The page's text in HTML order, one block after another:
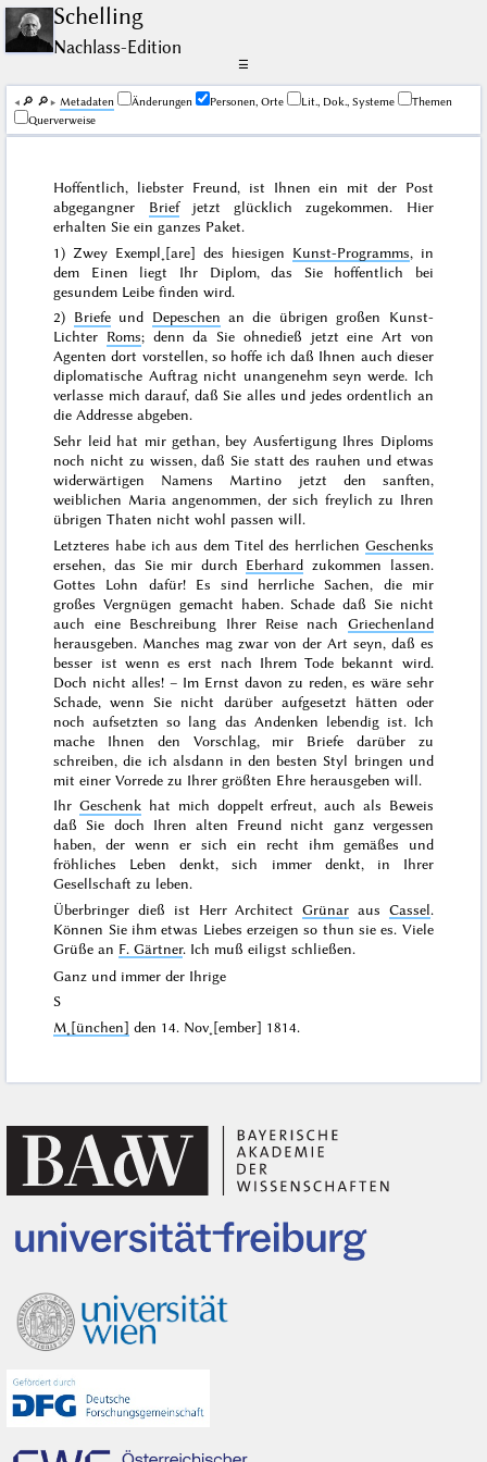
Schelling
Nachlass-Edition
☰
🔎︎ 🔎︎ Me­ta­da­ten Änderungen Personen, Orte Lit., Dok., Systeme
Themen
Querverweise
Hoffentlich, liebster Freund, ist Ihnen ein mit der Post
abgegangner Briefjetzt glücklich zugekommen. Hier
erhalten Sie ein ganzes Paket.
1) Zwey Exempl˖[are] des hiesigen Kunst-Programms, in
dem Einen liegt Ihr Diplom, das Sie hoffentlich bei
gesundem Leibe finden wird.
2) Briefeund Depeschen an die übrigen großen Kunst-
Lichter Roms; denn da Sie ohnedieß jetzt eine Art von
Agenten dort vorstellen, so hoffe ich daß Ihnen auch dieser
diplomatische Auftrag nicht unangenehm seyn werde. Ich
verlasse mich darauf, daß Sie alles und jedes ordentlich an
die Addresse abgeben.
Sehr leid hat mir gethan, bey Ausfertigung Ihres Diploms
noch nicht zu wissen, daß Sie statt des rauhen und etwas
widerwärtigen Namens Martino jetzt den sanften,
weiblichen Maria angenommen, der sich freylich zu Ihren
übrigen Thaten nicht wohl passen will.
Letzteres habe ich aus dem Titel des herrlichen Geschenks
ersehen, das Sie mir durch Eberhard zukommen lassen.
Gottes Lohn dafür! Es sind herrliche Sachen, die mir
großes Vergnügen gemacht haben. Schade daß Sie nicht
auch eine Beschreibung Ihrer Reise nach Griechenland
herausgeben. Manches mag zwar von der Art seyn, daß es
besser ist wenn es erst nach Ihrem Tode bekannt wird.
Doch nicht alles! – Im Ernst davon zu reden, es wäre sehr
Schade, wenn Sie nicht darüber aufgesetzt hätten oder
noch aufsetzten so lang das Andenken lebendig ist. Ich
mache Ihnen den Vorschlag, mir Briefe darüber zu
schreiben, die ich alsdann in den besten Styl bringen und
mit einer Vorrede zu Ihrer größten Ehre herausgeben will.
IhrGeschenk hat mich doppelt erfreut, auch als Beweis
daß Sie doch Ihren alten Freund nicht ganz vergessen
haben, der wenn er sich ein recht ihm gemäßes und
fröhliches Leben denkt, sich immer denkt, in Ihrer
Gesellschaft zu leben.
Überbringer dieß ist Herr ArchitectGrünar aus Cassel.
Können Sie ihm etwas Liebes erzeigen so thun sie es. Viele
Grüße an F. Gärtner. Ich muß eiligst schließen.
Ganz und immer der Ihrige
S
M˖[ünchen] den 14. Nov˖[ember] 1814.